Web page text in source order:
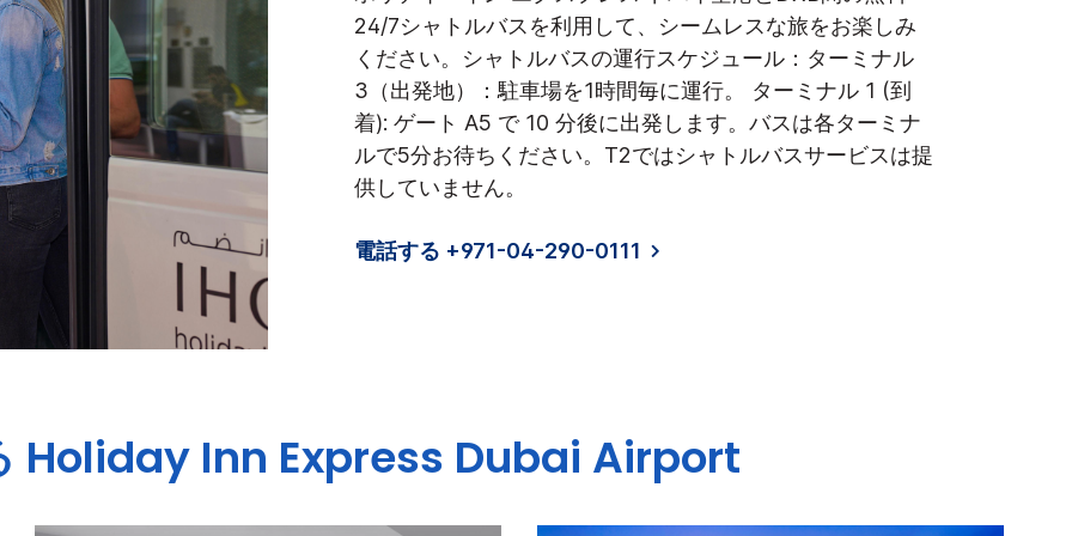
24/7シャトルバスを利用して、シームレスな旅をお楽しみ
ください。シャトルバスの運行スケジュール：ターミナル
3（出発地）：駐車場を1時間毎に運行。 ターミナル 1 (到
着): ゲート A5 で 10 分後に出発します。バスは各ターミナ
ルで5分お待ちください。T2ではシャトルバスサービスは提
供していません。
電話する +971-04-290-0111
Holiday Inn Express Dubai Airport